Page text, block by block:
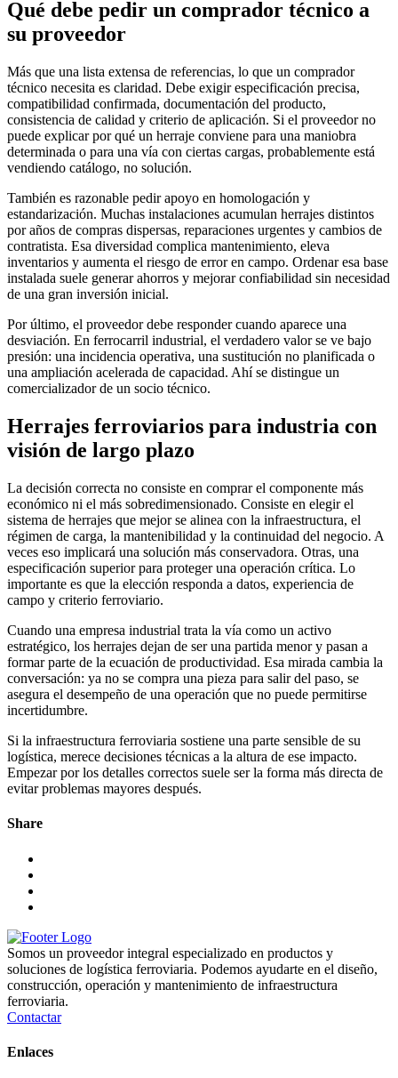
Qué debe pedir un comprador técnico a
su proveedor
Más que una lista extensa de referencias, lo que un comprador
técnico necesita es claridad. Debe exigir especificación precisa,
compatibilidad confirmada, documentación del producto,
consistencia de calidad y criterio de aplicación. Si el proveedor no
puede explicar por qué un herraje conviene para una maniobra
determinada o para una vía con ciertas cargas, probablemente está
vendiendo catálogo, no solución.
También es razonable pedir apoyo en homologación y
estandarización. Muchas instalaciones acumulan herrajes distintos
por años de compras dispersas, reparaciones urgentes y cambios de
contratista. Esa diversidad complica mantenimiento, eleva
inventarios y aumenta el riesgo de error en campo. Ordenar esa base
instalada suele generar ahorros y mejorar confiabilidad sin necesidad
de una gran inversión inicial.
Por último, el proveedor debe responder cuando aparece una
desviación. En ferrocarril industrial, el verdadero valor se ve bajo
presión: una incidencia operativa, una sustitución no planificada o
una ampliación acelerada de capacidad. Ahí se distingue un
comercializador de un socio técnico.
Herrajes ferroviarios para industria con
visión de largo plazo
La decisión correcta no consiste en comprar el componente más
económico ni el más sobredimensionado. Consiste en elegir el
sistema de herrajes que mejor se alinea con la infraestructura, el
régimen de carga, la mantenibilidad y la continuidad del negocio. A
veces eso implicará una solución más conservadora. Otras, una
especificación superior para proteger una operación crítica. Lo
importante es que la elección responda a datos, experiencia de
campo y criterio ferroviario.
Cuando una empresa industrial trata la vía como un activo
estratégico, los herrajes dejan de ser una partida menor y pasan a
formar parte de la ecuación de productividad. Esa mirada cambia la
conversación: ya no se compra una pieza para salir del paso, se
asegura el desempeño de una operación que no puede permitirse
incertidumbre.
Si la infraestructura ferroviaria sostiene una parte sensible de su
logística, merece decisiones técnicas a la altura de ese impacto.
Empezar por los detalles correctos suele ser la forma más directa de
evitar problemas mayores después.
Share
Somos un proveedor integral especializado en productos y
soluciones de logística ferroviaria. Podemos ayudarte en el diseño,
construcción, operación y mantenimiento de infraestructura
ferroviaria.
Contactar
Enlaces